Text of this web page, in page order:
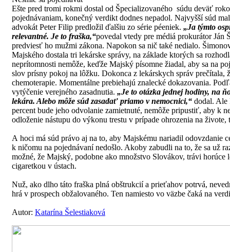
Ešte pred tromi rokmi dostal od Špecializovaného súdu deväť
pojednávaniam, konečný verdikt dodnes nepadol. Najvyšší súd
advokát Peter Filip predložil ďalšiu zo série péeniek. „Ja týmto
relevantné. Je to fraška,“povedal vtedy pre médiá prokurátor Ján
predviesť ho mužmi zákona. Napokon sa nič také nedialo.
Majského dostala tri lekárske správy, na základe ktorých sa
neprítomnosti nemôže, keďže Majský písomne žiadal, aby sa na
slov prísny pokoj na lôžku. Dokonca z lekárskych správ prečítala,
chemoterapie. Momentálne prebiehajú znalecké dokazovania.
vytýčenie verejného zasadnutia. „Je to otázka jednej hodiny, na
lekára. Alebo môže súd zasadať priamo v nemocnici,“ dodal. Ale
percent bude jeho odvolanie zamietnuté, nemôže pripustiť, aby k
odloženie nástupu do výkonu trestu v prípade ohrozenia na živote,
A hoci má súd právo aj na to, aby Majskému nariadil odovzdanie
k ničomu na pojednávaní nedošlo. Akoby zabudli na to, že sa už
možné, že Majský, podobne ako množstvo Slovákov, trávi
cigaretkou v ústach.
Nuž, ako dlho táto fraška plná obštrukcií a prieťahov potrvá,
hrá v prospech obžalovaného. Ten namiesto vo väzbe čaká na
Autor: Katarína Šelestiaková